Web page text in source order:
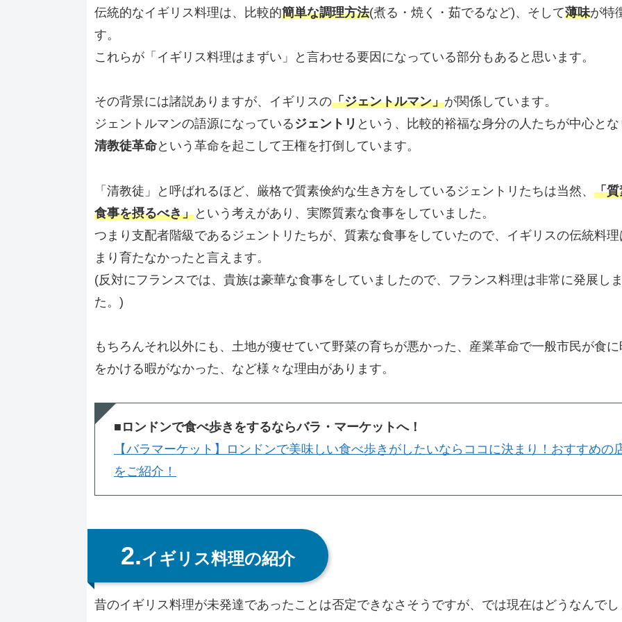
伝統的なイギリス料理は、比較的簡単な調理方法(煮る・焼く・茹でるなど)、そして薄味が特
す。
これらが「イギリス料理はまずい」と言わせる要因になっている部分もあると思います。
その背景には諸説ありますが、イギリスの「ジェントルマン」が関係しています。
ジェントルマンの語源になっている ジェントリ という、比較的裕福な身分の人たちが中心とな
清教徒革命という革命を起こして王権を打倒しています。
「清教徒」と呼ばれるほど、厳格で質素倹約な生き方をしているジェントリたちは当然、 「質
食事を摂るべき」という考えがあり、実際質素な食事をしていました。
つまり支配者階級であるジェントリたちが、質素な食事をしていたので、イギリスの伝統料理
まり育たなかったと言えます。
(反対にフランスでは、貴族は豪華な食事をしていましたので、フランス料理は非常に発展し
た。)
もちろんそれ以外にも、土地が痩せていて野菜の育ちが悪かった、産業革命で一般市民が食に
をかける暇がなかった、など様々な理由があります。
■ロンドンで食べ歩きをするならバラ・マーケットへ！
【バラマーケット】ロンドンで美味しい食べ歩きがしたいならココに決まり！おすすめの
をご紹介！
2.イギリス料理の紹介
昔のイギリス料理が未発達であったことは否定できなさそうですが、では現在はどうなんでし